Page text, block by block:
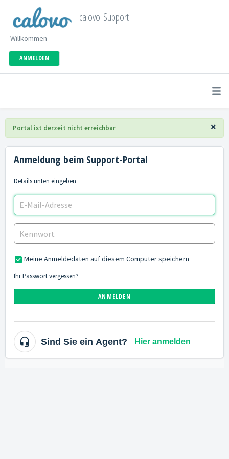
calovo-Support
Willkommen
ANMELDEN
×
Portal ist derzeit nicht erreichbar
Anmeldung beim Support-Portal
Details unten eingeben
Meine Anmeldedaten auf diesem Computer speichern
Ihr Passwort vergessen?
ANMELDEN
Sind Sie ein Agent? Hier anmelden